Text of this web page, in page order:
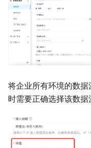
将企业所有环境的数
时需要正确选择该数据